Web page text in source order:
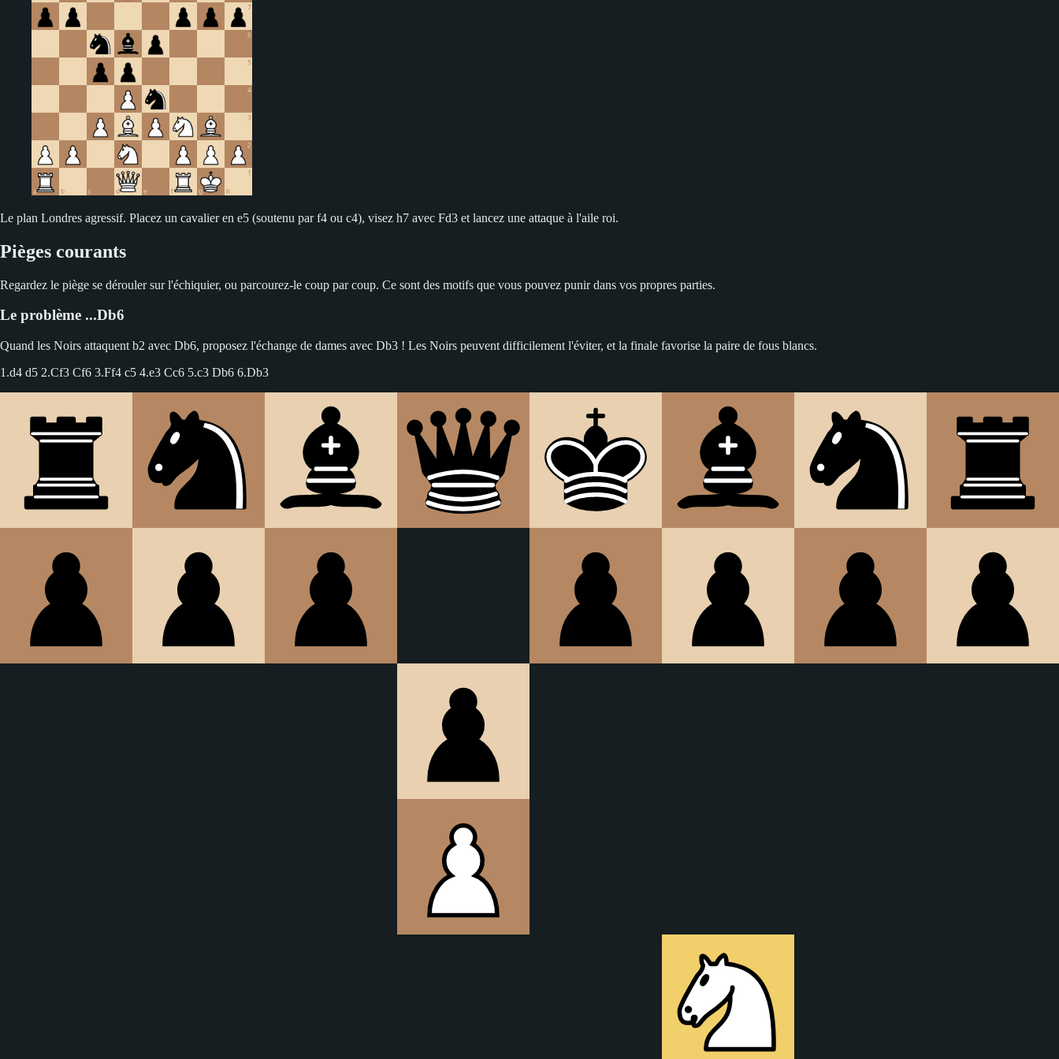
Le plan Londres agressif. Placez un cavalier en e5 (soutenu par f4 ou c4), visez h7 avec Fd3 et lancez une attaque à l'aile roi.
Pièges courants
Regardez le piège se dérouler sur l'échiquier, ou parcourez-le coup par coup. Ce sont des motifs que vous pouvez punir dans vos propres parties.
Le problème ...Db6
Quand les Noirs attaquent b2 avec Db6, proposez l'échange de dames avec Db3 ! Les Noirs peuvent difficilement l'éviter, et la finale favorise la paire de fous blancs.
1.d4 d5 2.Cf3 Cf6 3.Ff4 c5 4.e3 Cc6 5.c3 Db6 6.Db3